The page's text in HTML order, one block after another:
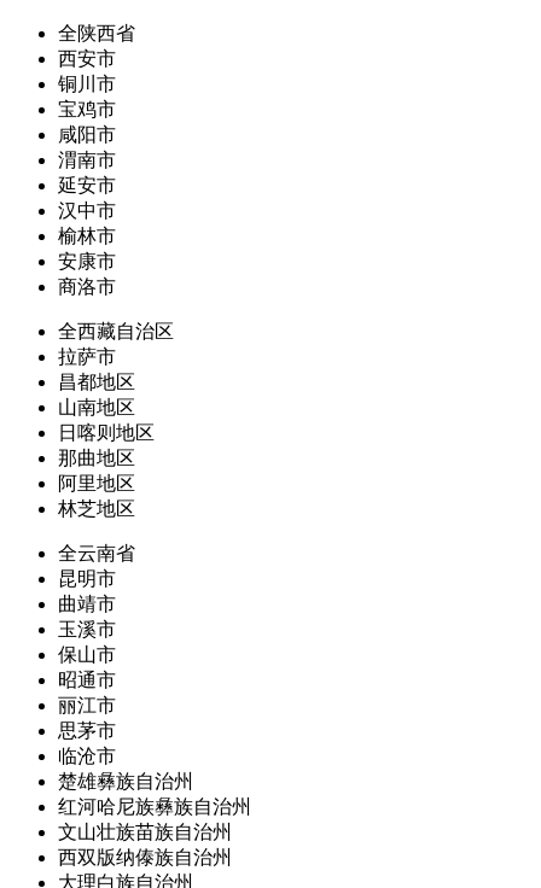
全陕西省
西安市
铜川市
宝鸡市
咸阳市
渭南市
延安市
汉中市
榆林市
安康市
商洛市
全西藏自治区
拉萨市
昌都地区
山南地区
日喀则地区
那曲地区
阿里地区
林芝地区
全云南省
昆明市
曲靖市
玉溪市
保山市
昭通市
丽江市
思茅市
临沧市
楚雄彝族自治州
红河哈尼族彝族自治州
文山壮族苗族自治州
西双版纳傣族自治州
大理白族自治州